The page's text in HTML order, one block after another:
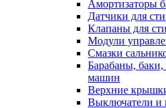
Амортизаторы
Датчики для
Клапаны для
Модули
Смазки
Барабаны,
машин
Верхние
Выключатели и